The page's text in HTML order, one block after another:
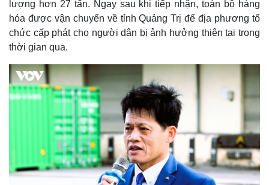
lượng hơn 27 tấn. Ngay sau khi tiếp nhận, toàn bộ hàng
hóa được vận chuyển về tỉnh Quảng Trị để địa phương tổ
chức cấp phát cho người dân bị ảnh hưởng thiên tai trong
thời gian qua.